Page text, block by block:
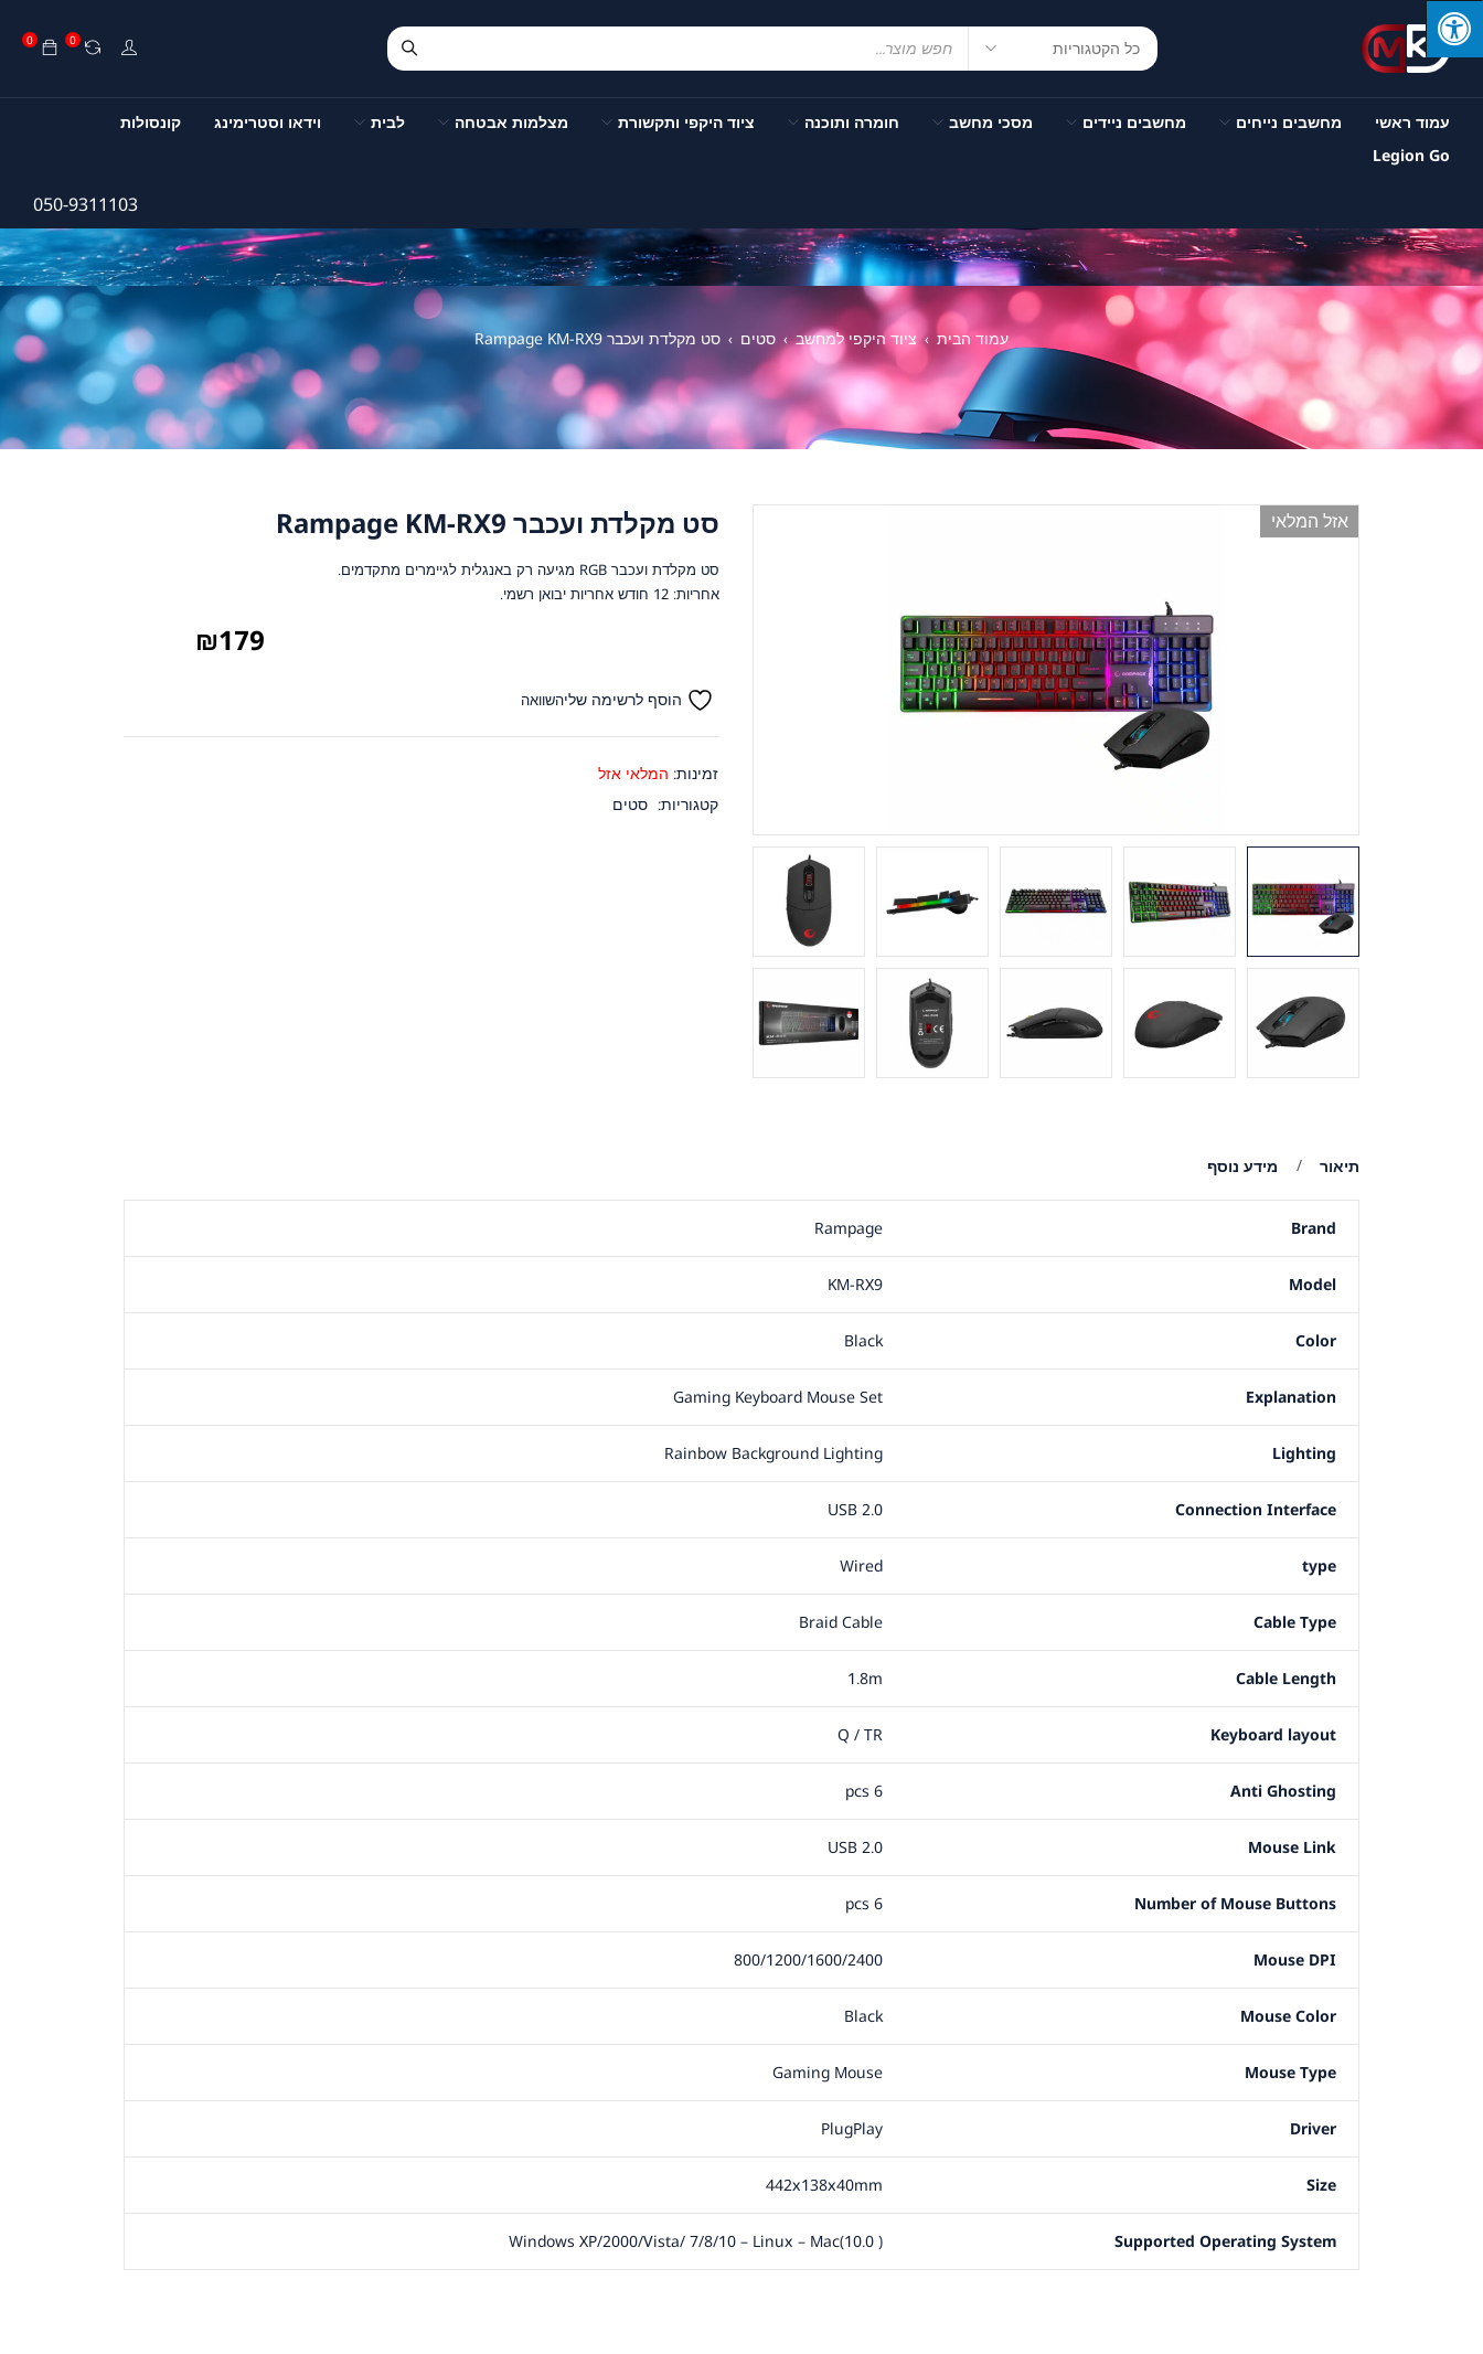
0 0
עמוד ראשי מחשבים נייחים מחשבים ניידים מסכי מחשב חומרה ותוכנה ציוד היקפי ותקשורת מצלמות אבטחה לבית וידאו וסטרימינג
קונסולות
Legion Go
050-9311103
עמוד הבית › ציוד היקפי למחשב › סטים › סט מקלדת ועכבר Rampage KM-RX9
אזל המלאי סט מקלדת ועכבר Rampage KM-RX9
סט מקלדת ועכבר RGB מגיעה רק באנגלית לגיימרים מתקדמים.
אחריות: 12 חודש אחריות יבואן רשמי.
₪179
הוסף לרשימה שליהשוואה
זמינות: המלאי אזל
קטגוריות: סטים
תיאור מידע נוסף
Brand
Rampage
Model
KM-RX9
Color
Black
Explanation
Gaming Keyboard Mouse Set
Lighting
Rainbow Background Lighting
Connection Interface
USB 2.0
type
Wired
Cable Type
Braid Cable
Cable Length
1.8m
Keyboard layout
Q / TR
Anti Ghosting
6 pcs
Mouse Link
USB 2.0
Number of Mouse Buttons
6 pcs
Mouse DPI
800/1200/1600/2400
Mouse Color
Black
Mouse Type
Gaming Mouse
Driver
PlugPlay
Size
442x138x40mm
Supported Operating System
Windows XP/2000/Vista/ 7/8/10 – Linux – Mac(10.0 )